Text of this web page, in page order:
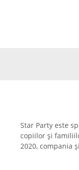
Star Party este
copiilor și
2020, compania